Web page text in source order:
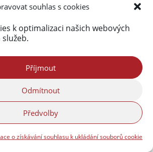
souhlas s cookies
k optimalizaci našich webových
Příjmout
Odmítnout
Předvolby
o získávání souhlasu k ukládání souborů cookie
Kultura